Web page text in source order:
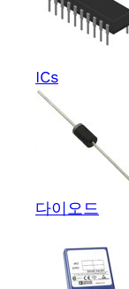
ICs
다이오드